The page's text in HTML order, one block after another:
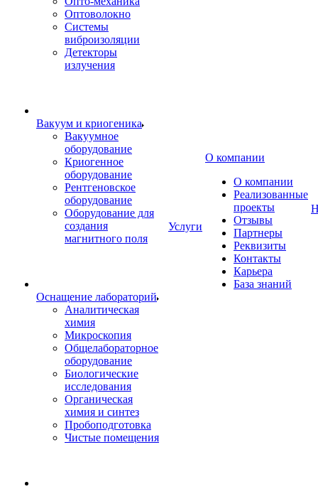
Оптоволокно
Системы
виброизоляции
Детекторы
излучения
Вакуум и криогеника
Вакуумное
оборудование
Криогенное
оборудование
Рентгеновское
оборудование
Оборудование для
создания
магнитного поля
Оснащение лабораторий
Аналитическая
химия
Микроскопия
Общелабораторное
оборудование
Биологические
исследования
Органическая
химия и синтез
Пробоподготовка
Чистые помещения
Услуги
О компании
О компании
Реализованные
проекты
Отзывы
Партнеры
Реквизиты
Контакты
Карьера
База знаний